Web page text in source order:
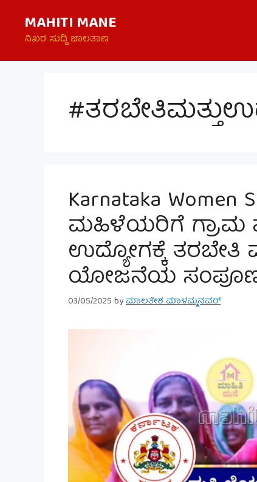
content
MAHITI MANE
ನಿಖರ ಸುದ್ದಿ ಜಾಲತಾಣ
Karnataka Women
ಮಹಿಳೆಯರಿಗೆ ಗ್ರಾಮ
ಉದ್ಯೋಗಕ್ಕೆ ತರಬೇತಿ
ಯೋಜನೆಯ
03/05/2025byಮಾಲತೇಶ ಮಾಳಮ್ಮನವರ್